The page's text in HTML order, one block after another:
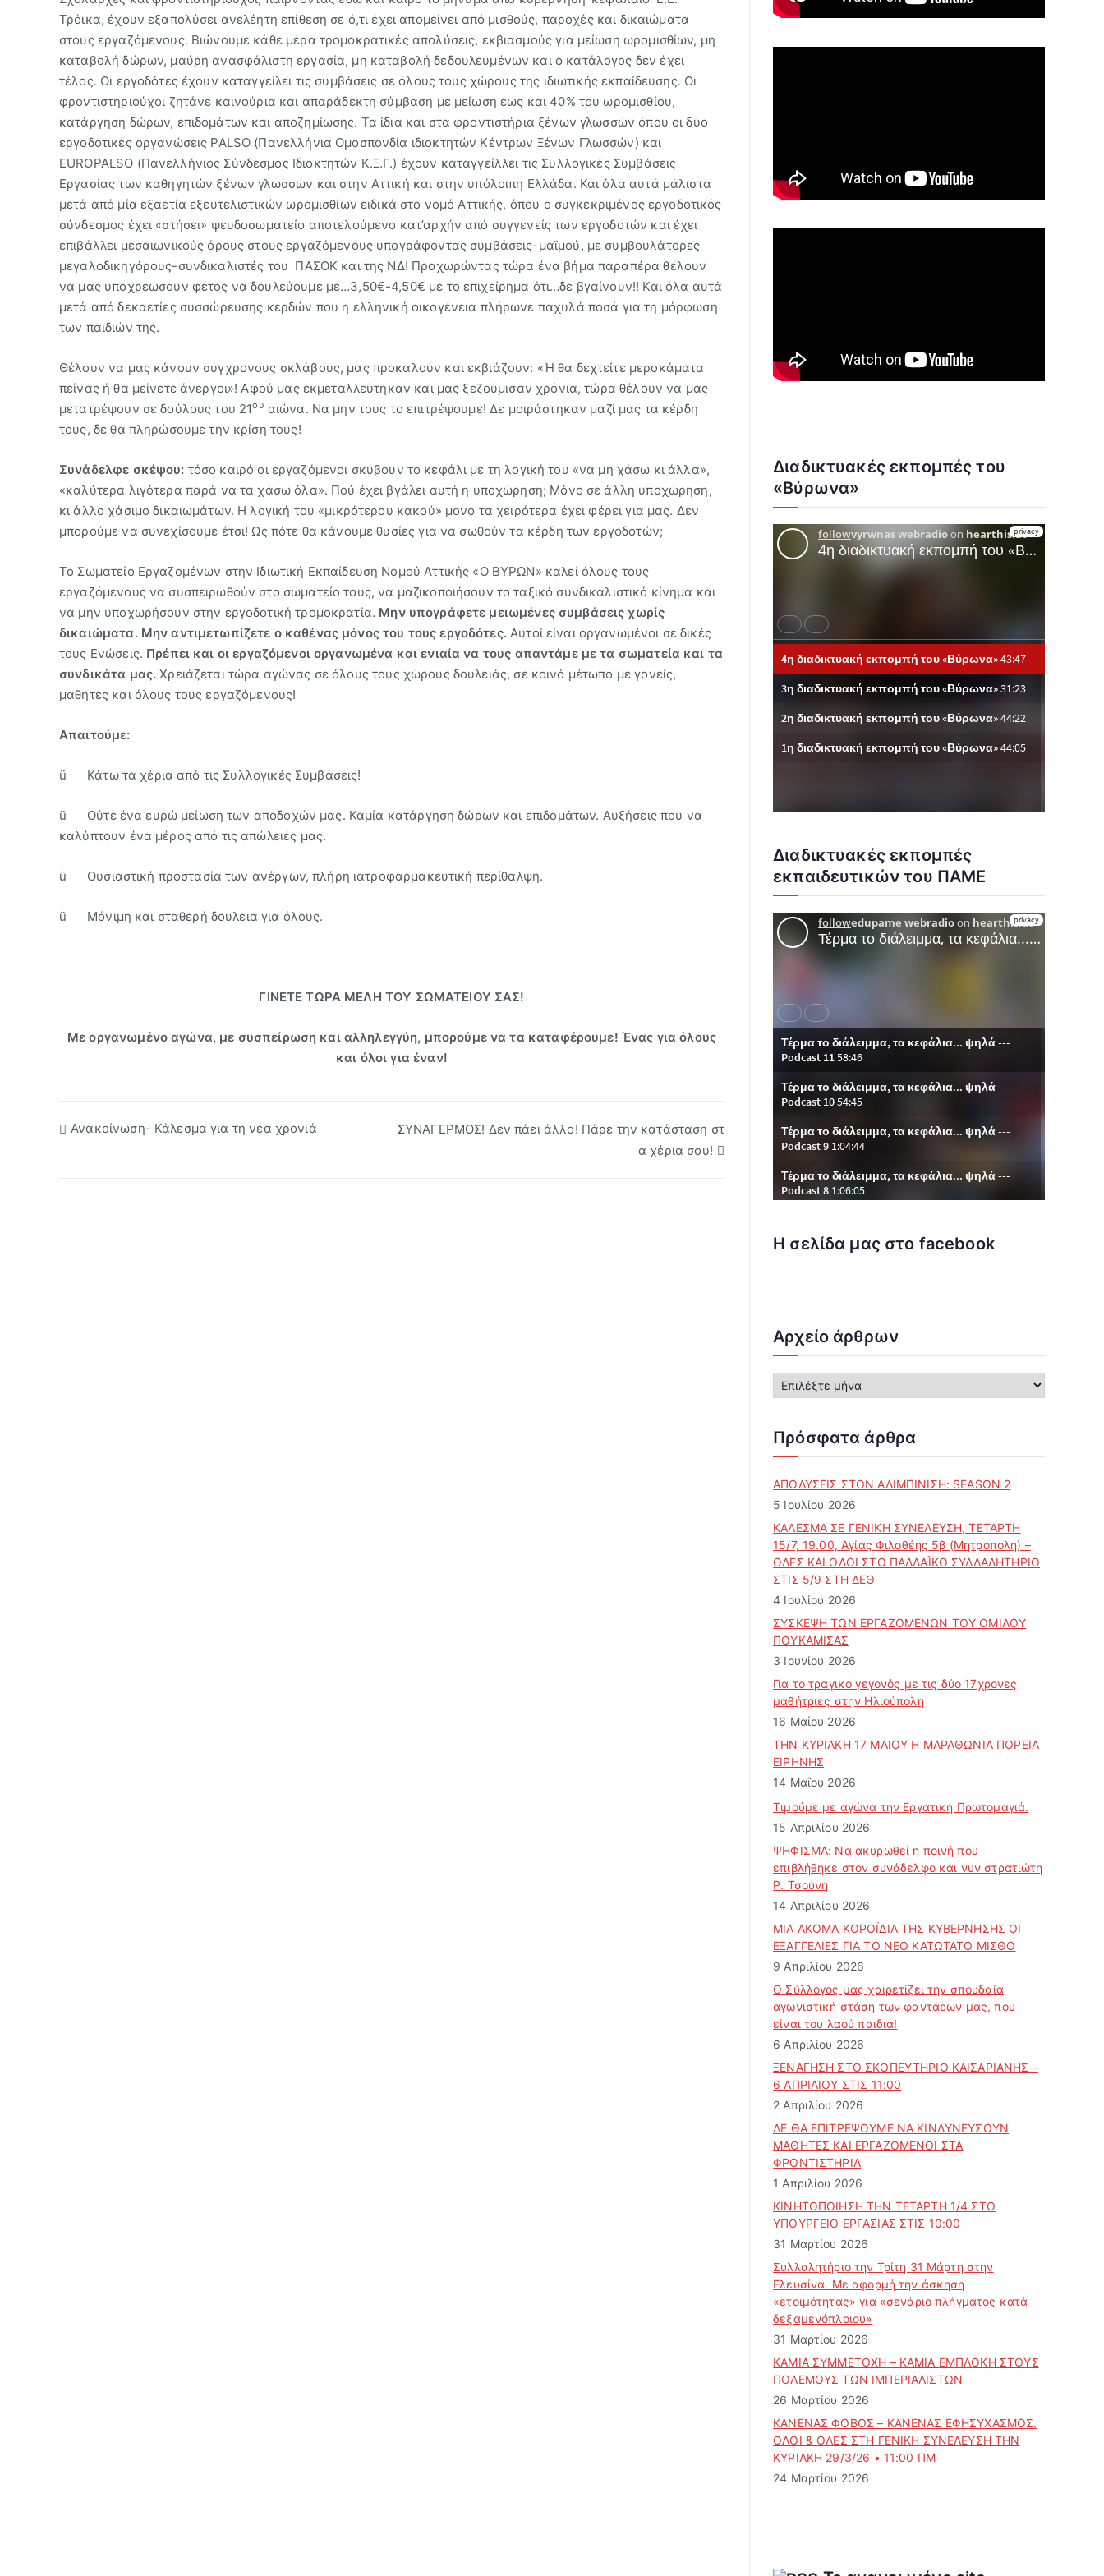
Τρόικα, έχουν εξαπολύσει ανελέητη επίθεση σε ό,τι έχει απομείνει από μισθούς, παροχές και δικαιώματα
στους εργαζόμενους. Βιώνουμε κάθε μέρα τρομοκρατικές απολύσεις, εκβιασμούς για μείωση ωρομισθίων, μη
καταβολή δώρων, μαύρη ανασφάλιστη εργασία, μη καταβολή δεδουλευμένων και ο κατάλογος δεν έχει
τέλος. Οι εργοδότες έχουν καταγγείλει τις συμβάσεις σε όλους τους χώρους της ιδιωτικής εκπαίδευσης. Οι
φροντιστηριούχοι ζητάνε καινούρια και απαράδεκτη σύμβαση με μείωση έως και 40% του ωρομισθίου,
κατάργηση δώρων, επιδομάτων και αποζημίωσης. Τα ίδια και στα φροντιστήρια ξένων γλωσσών όπου οι δύο
εργοδοτικές οργανώσεις PALSO (Πανελλήνια Ομοσπονδία ιδιοκτητών Κέντρων Ξένων Γλωσσών) και
EUROPALSO (Πανελλήνιος Σύνδεσμος Ιδιοκτητών Κ.Ξ.Γ.) έχουν καταγγείλλει τις Συλλογικές Συμβάσεις
Εργασίας των καθηγητών ξένων γλωσσών και στην Αττική και στην υπόλοιπη Ελλάδα. Και όλα αυτά μάλιστα
μετά από μία εξαετία εξευτελιστικών ωρομισθίων ειδικά στο νομό Αττικής, όπου ο συγκεκριμένος εργοδοτικός
σύνδεσμος έχει «στήσει» ψευδοσωματείο αποτελούμενο κατ’αρχήν από συγγενείς των εργοδοτών και έχει
επιβάλλει μεσαιωνικούς όρους στους εργαζόμενους υπογράφοντας συμβάσεις-μαϊμού, με συμβουλάτορες
μεγαλοδικηγόρους-συνδικαλιστές του ΠΑΣΟΚ και της ΝΔ! Προχωρώντας τώρα ένα βήμα παραπέρα θέλουν
να μας υποχρεώσουν φέτος να δουλεύουμε με…3,50€-4,50€ με το επιχείρημα ότι…δε βγαίνουν!! Και όλα αυτά
μετά από δεκαετίες συσσώρευσης κερδών που η ελληνική οικογένεια πλήρωνε παχυλά ποσά για τη μόρφωση
των παιδιών της.
Θέλουν να μας κάνουν σύγχρονους σκλάβους, μας προκαλούν και εκβιάζουν: «Ή θα δεχτείτε μεροκάματα
πείνας ή θα μείνετε άνεργοι»! Αφού μας εκμεταλλεύτηκαν και μας ξεζούμισαν χρόνια, τώρα θέλουν να μας
μετατρέψουν σε δούλους του 21ου αιώνα. Να μην τους το επιτρέψουμε! Δε μοιράστηκαν μαζί μας τα κέρδη
τους, δε θα πληρώσουμε την κρίση τους!
Συνάδελφε σκέψου: τόσο καιρό οι εργαζόμενοι σκύβουν το κεφάλι με τη λογική του «να μη χάσω κι άλλα»,
«καλύτερα λιγότερα παρά να τα χάσω όλα». Πού έχει βγάλει αυτή η υποχώρηση; Μόνο σε άλλη υποχώρηση,
κι άλλο χάσιμο δικαιωμάτων. Η λογική του «μικρότερου κακού» μονο τα χειρότερα έχει φέρει για μας. Δεν
μπορούμε να συνεχίσουμε έτσι! Ως πότε θα κάνουμε θυσίες για να σωθούν τα κέρδη των εργοδοτών;
Το Σωματείο Εργαζομένων στην Ιδιωτική Εκπαίδευση Νομού Αττικής «Ο ΒΥΡΩΝ» καλεί όλους τους
εργαζόμενους να συσπειρωθούν στο σωματείο τους, να μαζικοποιήσουν το ταξικό συνδικαλιστικό κίνημα και
να μην υποχωρήσουν στην εργοδοτική τρομοκρατία. Μην υπογράφετε μειωμένες συμβάσεις χωρίς
δικαιώματα. Μην αντιμετωπίζετε ο καθένας μόνος του τους εργοδότες.Αυτοί είναι οργανωμένοι σε δικές
τους Ενώσεις. Πρέπει και οι εργαζόμενοι οργανωμένα και ενιαία να τους απαντάμε με τα σωματεία και τα
συνδικάτα μας.Χρειάζεται τώρα αγώνας σε όλους τους χώρους δουλειάς, σε κοινό μέτωπο με γονείς,
μαθητές και όλους τους εργαζόμενους!
Απαιτούμε:
ü Κάτω τα χέρια από τις Συλλογικές Συμβάσεις!
ü Ούτε ένα ευρώ μείωση των αποδοχών μας. Καμία κατάργηση δώρων και επιδομάτων. Αυξήσεις που να
καλύπτουν ένα μέρος από τις απώλειές μας.
ü Ουσιαστική προστασία των ανέργων, πλήρη ιατροφαρμακευτική περίθαλψη.
ü Μόνιμη και σταθερή δουλεια για όλους.
ΓΙΝΕΤΕ ΤΩΡΑ ΜΕΛΗ ΤΟΥ ΣΩΜΑΤΕΙΟΥ ΣΑΣ!
Με οργανωμένο αγώνα, με συσπείρωση και αλληλεγγύη, μπορούμε να τα καταφέρουμε! Ένας για όλους
και όλοι για έναν!
Πλοήγηση
Ανακοίνωση- Κάλεσμα για τη νέα χρονιά
ΣΥΝΑΓΕΡΜΟΣ! Δεν πάει άλλο! Πάρε την κατάσταση στ
α χέρια σου!
Διαδικτυακές εκπομπές του
«Βύρωνα»
Διαδικτυακές εκπομπές
εκπαιδευτικών του ΠΑΜΕ
Η σελίδα μας στο facebook
Αρχείο άρθρων
ρ
ε
ά
ρ
ρ
ω
ν
Πρόσφατα άρθρα
ΑΠΟΛΥΣΕΙΣ ΣΤΟΝ ΑΛΙΜΠΙΝΙΣΗ: SEASON 2
5 Ιουλίου 2026
ΚΑΛΕΣΜΑ ΣΕ ΓΕΝΙΚΗ ΣΥΝΕΛΕΥΣΗ, ΤΕΤΑΡΤΗ
15/7, 19.00, Αγίας Φιλοθέης 5β (Μητρόπολη) –
ΟΛΕΣ ΚΑΙ ΟΛΟΙ ΣΤΟ ΠΑΛΛΑΪΚΟ ΣΥΛΛΑΛΗΤΗΡΙΟ
ΣΤΙΣ 5/9 ΣΤΗ ΔΕΘ
4 Ιουλίου 2026
ΣΥΣΚΕΨΗ ΤΩΝ ΕΡΓΑΖΟΜΕΝΩΝ ΤΟΥ ΟΜΙΛΟΥ
ΠΟΥΚΑΜΙΣΑΣ
3 Ιουνίου 2026
Για το τραγικό γεγονός με τις δύο 17χρονες
μαθήτριες στην Ηλιούπολη
16 Μαΐου 2026
ΤΗΝ ΚΥΡΙΑΚΗ 17 ΜΑΙΟΥ Η ΜΑΡΑΘΩΝΙΑ ΠΟΡΕΙΑ
ΕΙΡΗΝΗΣ
14 Μαΐου 2026
Τιμούμε με αγώνα την Εργατική Πρωτομαγιά.
15 Απριλίου 2026
ΨΗΦΙΣΜΑ: Να ακυρωθεί η ποινή που
επιβλήθηκε στον συνάδελφο και νυν στρατιώτη
Ρ. Τσούνη
14 Απριλίου 2026
ΜΙΑ ΑΚΟΜΑ ΚΟΡΟΪΔΙΑ ΤΗΣ ΚΥΒΕΡΝΗΣΗΣ ΟΙ
ΕΞΑΓΓΕΛΙΕΣ ΓΙΑ ΤΟ ΝΕΟ ΚΑΤΩΤΑΤΟ ΜΙΣΘΟ
9 Απριλίου 2026
Ο Σύλλογος μας χαιρετίζει την σπουδαία
αγωνιστική στάση των φαντάρων μας, που
είναι του λαού παιδιά!
6 Απριλίου 2026
ΞΕΝΑΓΗΣΗ ΣΤΟ ΣΚΟΠΕΥΤΗΡΙΟ ΚΑΙΣΑΡΙΑΝΗΣ –
6 ΑΠΡΙΛΙΟΥ ΣΤΙΣ 11:00
2 Απριλίου 2026
ΔΕ ΘΑ ΕΠΙΤΡΕΨΟΥΜΕ ΝΑ ΚΙΝΔΥΝΕΥΣOYN
ΜΑΘΗΤΕΣ ΚΑΙ ΕΡΓΑΖΟΜΕΝΟΙ ΣΤΑ
ΦΡΟΝΤΙΣΤΗΡΙΑ
1 Απριλίου 2026
ΚΙΝΗΤΟΠΟΙΗΣΗ ΤΗΝ ΤΕΤΑΡΤΗ 1/4 ΣΤΟ
ΥΠΟΥΡΓΕΙΟ ΕΡΓΑΣΙΑΣ ΣΤΙΣ 10:00
31 Μαρτίου 2026
Συλλαλητήριο την Τρίτη 31 Μάρτη στην
Ελευσίνα. Με αφορμή την άσκηση
«ετοιμότητας» για «σενάριο πλήγματος κατά
δεξαμενόπλοιου»
31 Μαρτίου 2026
ΚΑΜΙΑ ΣΥΜΜΕΤΟΧΗ – ΚΑΜΙΑ ΕΜΠΛΟΚΗ ΣΤΟΥΣ
ΠΟΛΕΜΟΥΣ ΤΩΝ ΙΜΠΕΡΙΑΛΙΣΤΩΝ
26 Μαρτίου 2026
ΚΑΝΕΝΑΣ ΦΟΒΟΣ – ΚΑΝΕΝΑΣ ΕΦΗΣΥΧΑΣΜΟΣ.
ΟΛΟΙ & ΟΛΕΣ ΣΤΗ ΓΕΝΙΚΗ ΣΥΝΕΛΕΥΣΗ ΤΗΝ
ΚΥΡΙΑΚΗ 29/3/26 • 11:00 ΠΜ
24 Μαρτίου 2026